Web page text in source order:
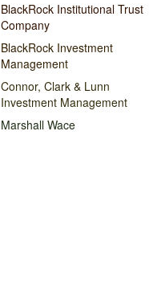
BlackRock Institutional Trust
Company
BlackRock Investment
Management
Connor, Clark & Lunn
Investment Management
Marshall Wace